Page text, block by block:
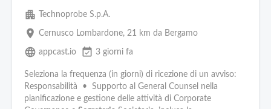
apartment Technoprobe S.p.A.
place Cernusco Lombardone, 21 km da Bergamo
language appcast.io event_available 3 giorni fa
Seleziona la frequenza (in giorni) di ricezione di un avviso:
Responsabilità • Supporto al General Counsel nella
pianificazione e gestione delle attività di Corporate